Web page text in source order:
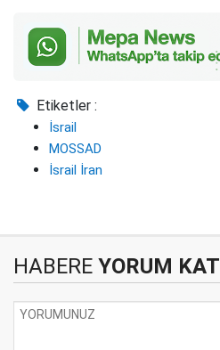
Etiketler :
İsrail
MOSSAD
İsrail İran
HABERE YORUM KAT